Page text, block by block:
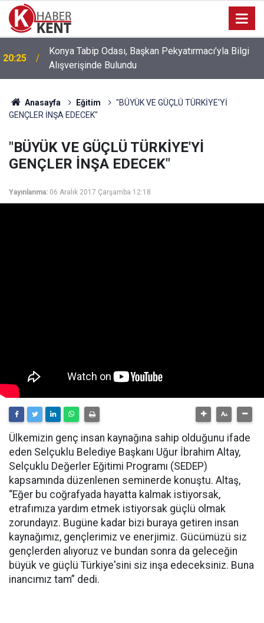
18:14
Konya’da Fuhuş Operasyonu: 6 Mağdur Kadın
Kurtarıldı, 3 Kişi Gözaltına Alındı
Anasayfa Eğitim
"BÜYÜK VE GÜÇLÜ TÜRKİYE'Yİ
GENÇLER İNŞA EDECEK"
"BÜYÜK VE GÜÇLÜ TÜRKİYE'Yİ
GENÇLER İNŞA EDECEK"
Yayınlanma: 06 Aralık 2017 Çarşamba 12:18
Ülkemizin genç insan kaynağına sahip olduğunu ifade
eden Selçuklu Belediye Başkanı Uğur İbrahim Altay,
Selçuklu Değerler Eğitimi Programı (SEDEP)
kapsamında düzenlenen seminerde konuştu. Altaş,
“Eğer bu coğrafyada hayatta kalmak istiyorsak,
etrafımıza yardım etmek istiyorsak güçlü olmak
zorundayız. Bugüne kadar bizi buraya getiren insan
kaynağımız, gençlerimiz ve enerjimiz. Gücümüzü siz
gençlerden alıyoruz ve bundan sonra da geleceğin
büyük ve güçlü Türkiye'sini siz inşa edeceksiniz. Buna
inancımız tam” dedi.